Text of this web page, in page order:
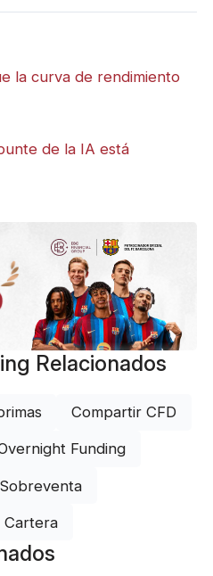
la curva de rendimiento
de la IA está
Relacionados
Compartir CFD
Funding
Sobreventa
Cartera